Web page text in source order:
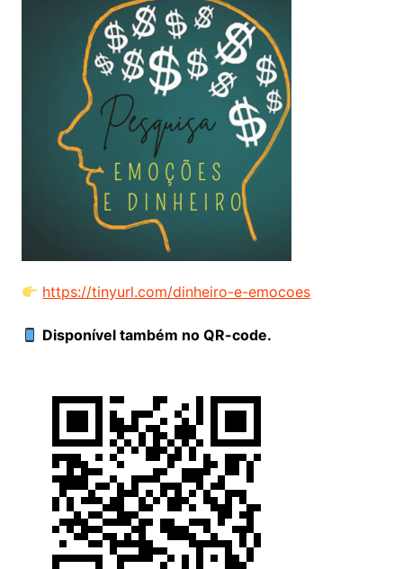
https://tinyurl.com/dinheiro-e-emocoes
Disponível também no QR-code.